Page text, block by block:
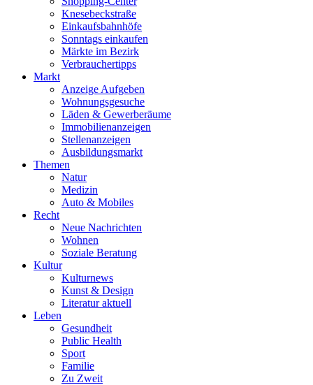
Knesebeckstraße
Einkaufsbahnhöfe
Sonntags einkaufen
Märkte im Bezirk
Verbrauchertipps
Markt
Anzeige Aufgeben
Wohnungsgesuche
Läden & Gewerberäume
Immobilienanzeigen
Stellenanzeigen
Ausbildungsmarkt
Themen
Natur
Medizin
Auto & Mobiles
Recht
Neue Nachrichten
Wohnen
Soziale Beratung
Kultur
Kulturnews
Kunst & Design
Literatur aktuell
Leben
Gesundheit
Public Health
Sport
Familie
Zu Zweit